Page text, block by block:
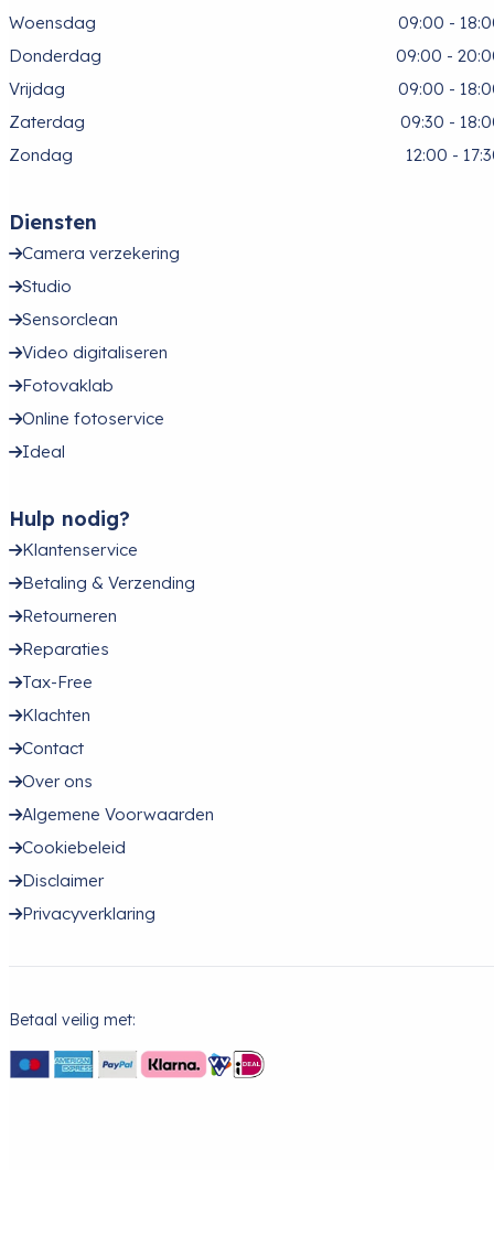
Woensdag
09:00 -
Donderdag
09:00 -
Vrijdag
09:00 -
Zaterdag
09:30 -
Zondag
12:00 -
Diensten
Camera verzekering
Studio
Sensorclean
Video digitaliseren
Fotovaklab
Online fotoservice
Ideal
Hulp nodig?
Klantenservice
Betaling & Verzending
Retourneren
Reparaties
Tax-Free
Klachten
Contact
Over ons
Algemene Voorwaarden
Cookiebeleid
Disclaimer
Privacyverklaring
Betaal veilig met: